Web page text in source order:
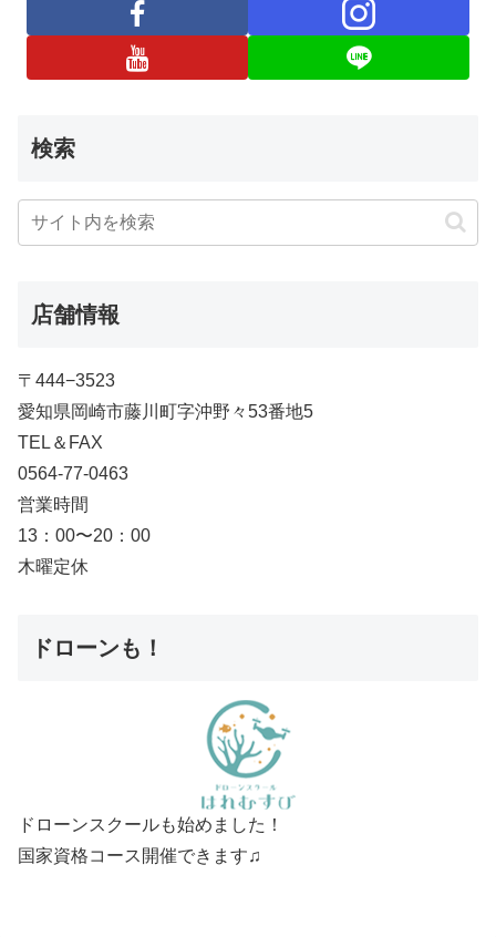
検索
店舗情報
〒444−3523
愛知県岡崎市藤川町字沖野々53番地5
TEL＆FAX
0564-77-0463
営業時間
13：00〜20：00
木曜定休
ドローンも！
ドローンスクールも始めました！
国家資格コース開催できます♫